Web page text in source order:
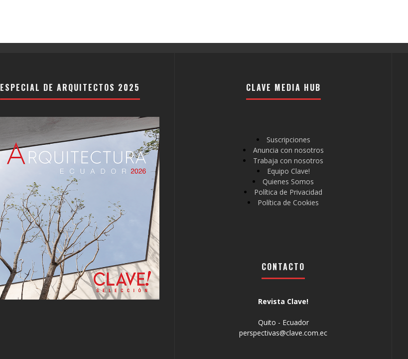
ESPECIAL DE ARQUITECTOS 2025 CLAVE MEDIA HUB
Suscripciones
Anuncia con nosotros
Trabaja con nosotros
Equipo Clave!
Quienes Somos
Política de Privacidad
Política de Cookies
CONTACTO
Revista Clave!
Quito - Ecuador
perspectivas@clave.com.ec